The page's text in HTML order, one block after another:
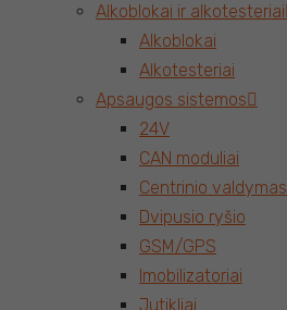
Alkoblokai ir alkotesteriai
Alkoblokai
Alkotesteriai
Apsaugos sistemos
24V
CAN moduliai
Centrinio valdymas
Dvipusio ryšio
GSM/GPS
Imobilizatoriai
Jutikliai